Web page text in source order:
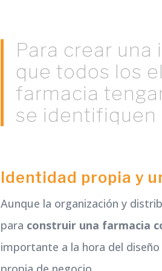
Para crear
que todos los
farmacia
se identifiquen
Identidad propia y
Aunque la organización y
para construir una farmacia
importante a la hora del